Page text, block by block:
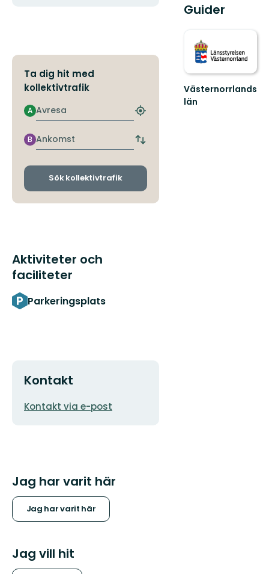
Ta dig hit med
kollektivtrafik
Avresa
A
Hitta
hållplats
Ankomst
B
Byt
och
Sök kollektivtrafik
Aktiviteter och
faciliteter
Parkeringsplats
Kontakt
E-
Kontakt via e-post
Jag har varit här
Jag har varit här
Jag vill hit
Guider
Västernorrlands
län